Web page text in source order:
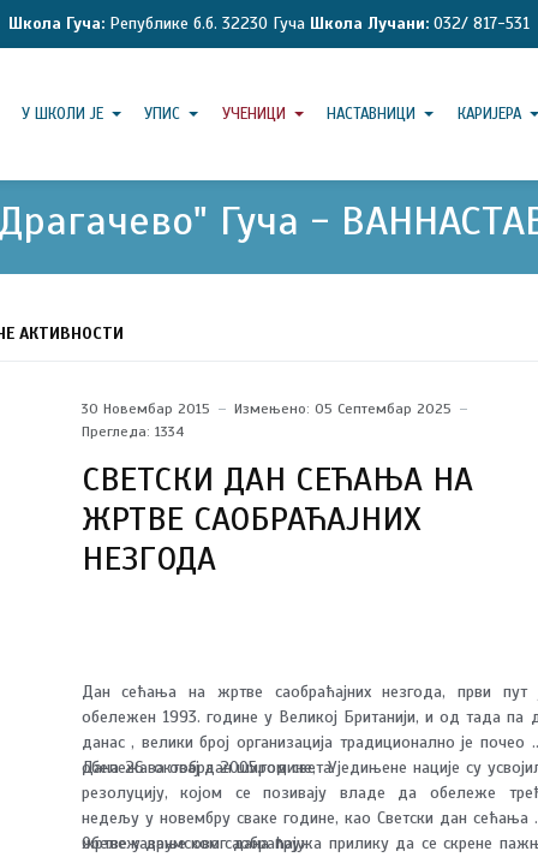
Школа Гуча: Републике б.б. 32230 Гуча Школа Лучани: 032/ 817-531
У ШКОЛИ ЈЕ УПИС УЧЕНИЦИ НАСТАВНИЦИ КАРИЈЕРА
Гуча -
АКТИВНОСТИ
30 Новембар 2015
Измењено: 05 Септембар 2025
Прегледа: 1334
СВЕТСКИ ДАН СЕЋАЊА НА
ЖРТВЕ САОБРАЋАЈНИХ
НЕЗГОДА
Дан сећања на жртве саобраћајних незгода, први пут
обележен 1993. године у Великој Британији, и од тада па
данас , велики број организација традиционално је почео
обележава овај дан широм света.
Дана 26. октобра 2005.године, Уједињене нације су
резолуцију, којом се позивају владе да обележе
недељу у новембру сваке године, као Светски дан сећања
жртве у друмском саобраћају.
Обележавање овог дана пружа прилику да се скрене